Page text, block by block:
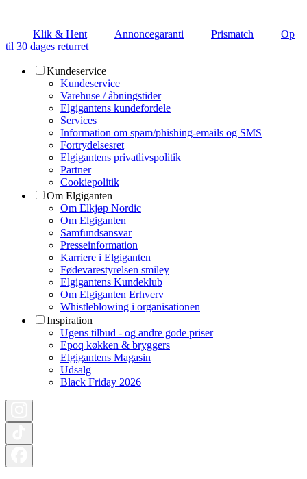
Klik & Hent Annoncegaranti Prismatch
Op
til 30 dages returret
Kundeservice
Kundeservice
Varehuse / åbningstider
Elgigantens kundefordele
Services
Information om spam/phishing-emails og SMS
Fortrydelsesret
Elgigantens privatlivspolitik
Partner
Cookiepolitik
Om Elgiganten
Om Elkjøp Nordic
Om Elgiganten
Samfundsansvar
Presseinformation
Karriere i Elgiganten
Fødevarestyrelsen smiley
Elgigantens Kundeklub
Om Elgiganten Erhverv
Whistleblowing i organisationen
Inspiration
Ugens tilbud - og andre gode priser
Epoq køkken & bryggers
Elgigantens Magasin
Udsalg
Black Friday 2026